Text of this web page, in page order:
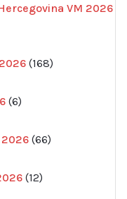
VM 2026
168
produkter
6
produkter
2026 66
produkter
12
produkter